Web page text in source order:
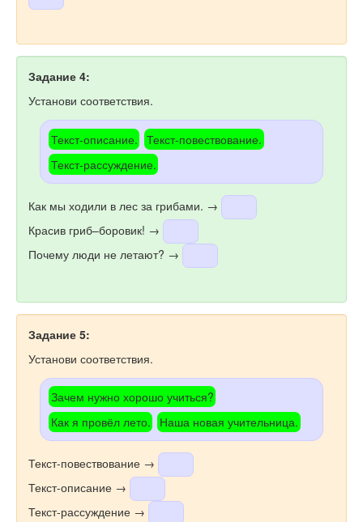
Задание 4:
Установи соответствия.
Текст-описание. Текст-повествование.
Текст-рассуждение.
Как мы ходили в лес за грибами. →
Красив гриб–боровик! →
Почему люди не летают? →
Задание 5:
Установи соответствия.
Зачем нужно хорошо учиться?
Как я провёл лето.
Наша новая учительница.
Текст-повествование →
Текст-описание →
Текст-рассуждение →